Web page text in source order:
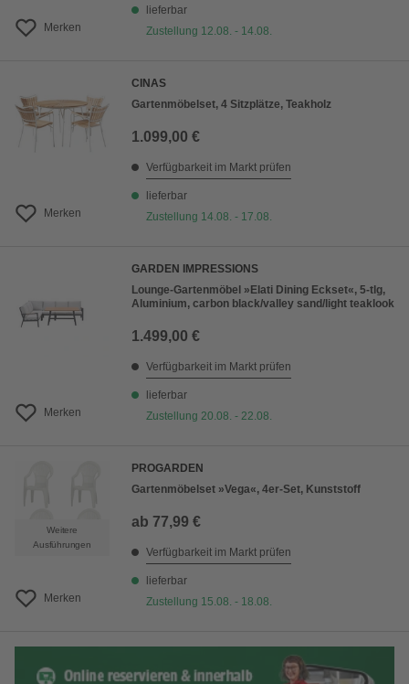
Merken
lieferbar
Zustellung 12.08. - 14.08.
Merken
CINAS
Gartenmöbelset, 4 Sitzplätze, Teakholz
1.099,00 €
Verfügbarkeit im Markt prüfen
lieferbar
Zustellung 14.08. - 17.08.
Merken
GARDEN IMPRESSIONS
Lounge-Gartenmöbel »Elati Dining Eckset«, 5-tlg,
Aluminium, carbon black/valley sand/light teaklook
1.499,00 €
Verfügbarkeit im Markt prüfen
lieferbar
Zustellung 20.08. - 22.08.
Weitere
Ausführungen
Merken
PROGARDEN
Gartenmöbelset »Vega«, 4er-Set, Kunststoff
ab 77,99 €
Verfügbarkeit im Markt prüfen
lieferbar
Zustellung 15.08. - 18.08.